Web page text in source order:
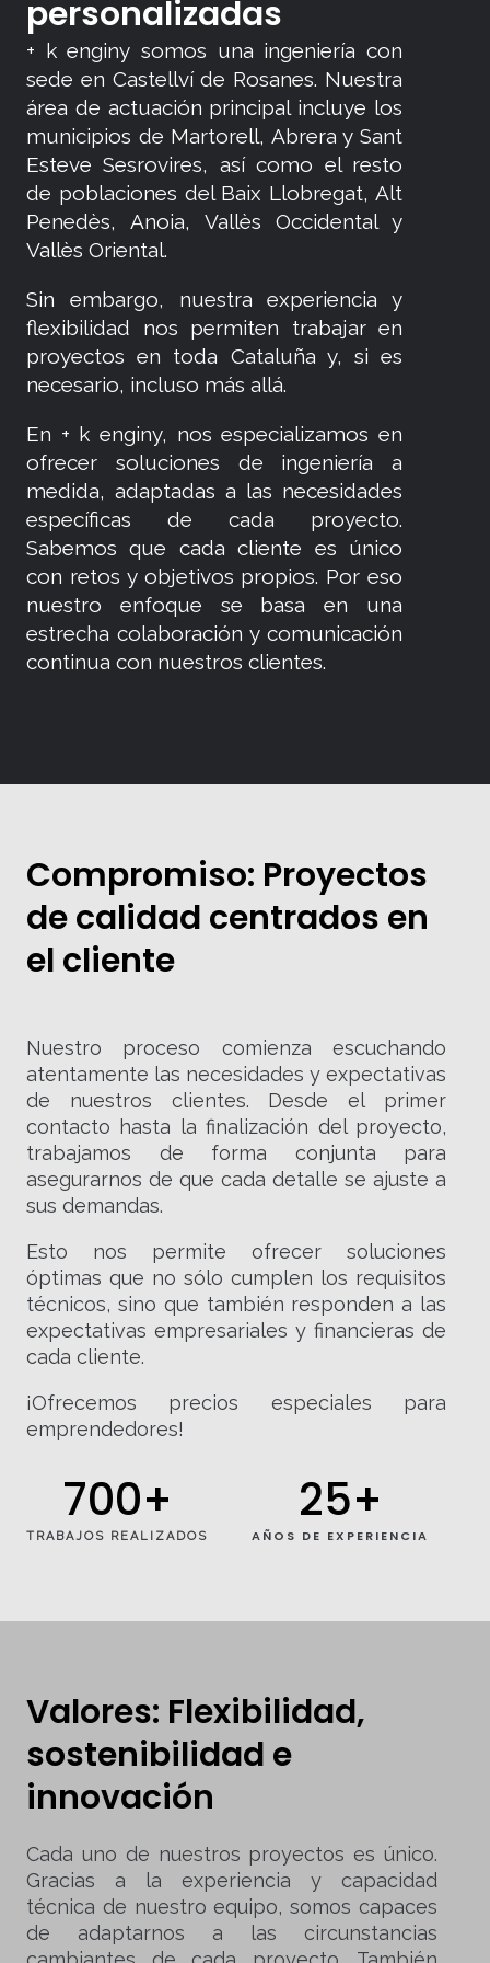
personalizadas
+ k enginy somos una ingeniería con
sede en Castellví de Rosanes. Nuestra
área de actuación principal incluye los
municipios de Martorell, Abrera y Sant
Esteve Sesrovires, así como el resto
de poblaciones del Baix Llobregat, Alt
Penedès, Anoia, Vallès Occidental y
Vallès Oriental.
Sin embargo, nuestra experiencia y
flexibilidad nos permiten trabajar en
proyectos en toda Cataluña y, si es
necesario, incluso más allá.
En + k enginy, nos especializamos en
ofrecer soluciones de ingeniería a
medida, adaptadas a las necesidades
específicas de cada proyecto.
Sabemos que cada cliente es único
con retos y objetivos propios. Por eso
nuestro enfoque se basa en una
estrecha colaboración y comunicación
continua con nuestros clientes.
Compromiso: Proyectos
de calidad centrados en
el cliente
Nuestro proceso comienza escuchando
atentamente las necesidades y expectativas
de nuestros clientes. Desde el primer
contacto hasta la finalización del proyecto,
trabajamos de forma conjunta para
asegurarnos de que cada detalle se ajuste a
sus demandas.
Esto nos permite ofrecer soluciones
óptimas que no sólo cumplen los requisitos
técnicos, sino que también responden a las
expectativas empresariales y financieras de
cada cliente.
¡Ofrecemos precios especiales para
emprendedores!
TRABAJOS REALIZADOS
700+
AÑOS DE EXPERIENCIA
25+
Valores: Flexibilidad,
sostenibilidad e
innovación
Cada uno de nuestros proyectos es único.
Gracias a la experiencia y capacidad
técnica de nuestro equipo, somos capaces
de adaptarnos a las circunstancias